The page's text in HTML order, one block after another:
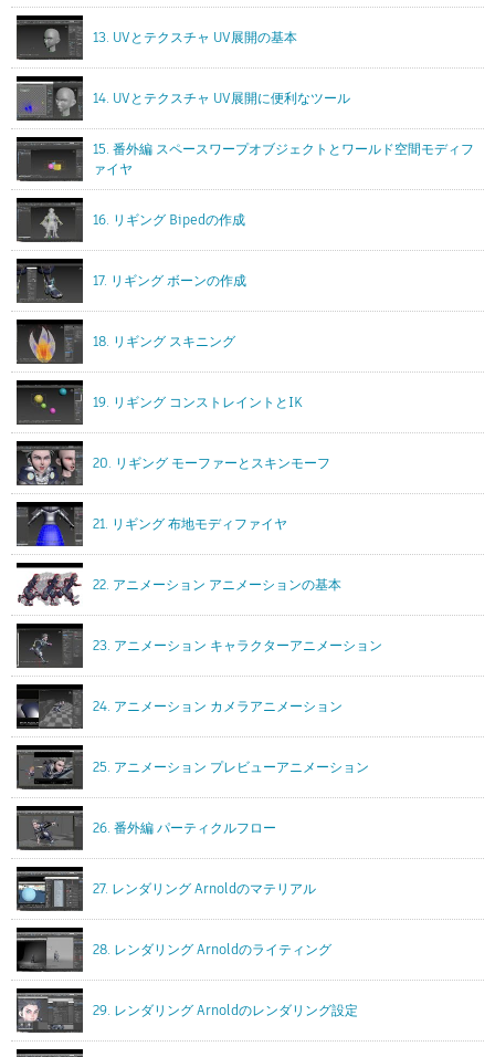
13. UVとテクスチャ UV展開の基本
14. UVとテクスチャ UV展開に便利なツール
15. 番外編 スペースワープオブジェクトとワールド空間モディフ
ァイヤ
16. リギング Bipedの作成
17. リギング ボーンの作成
18. リギング スキニング
19. リギング コンストレイントとIK
20. リギング モーファーとスキンモーフ
21. リギング 布地モディファイヤ
22. アニメーション アニメーションの基本
23. アニメーション キャラクターアニメーション
24. アニメーション カメラアニメーション
25. アニメーション プレビューアニメーション
26. 番外編 パーティクルフロー
27. レンダリング Arnoldのマテリアル
28. レンダリング Arnoldのライティング
29. レンダリング Arnoldのレンダリング設定